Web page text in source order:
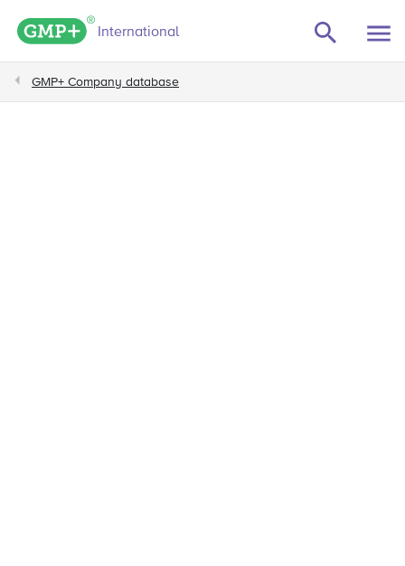
GMP+ logo
International
GMP+ Company database